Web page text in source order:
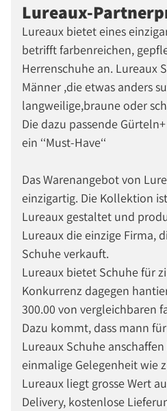
Lureaux-
Lureaux bietet eines
betrifft farbenreichen,
Herrenschuhe an. Lureaux
Männer ,die etwas anders
langweilige,braune oder
Die dazu passende
ein ‘‘Must-Have‘‘
Das Warenangebot von
einzigartig. Die Kollektion
Lureaux gestaltet und
Lureaux die einzige Firma,
Schuhe verkauft.
Lureaux bietet Schuhe für
Konkurrenz dagegen
300.00 von vergleichbaren
Dazu kommt, dass mann
Lureaux Schuhe
einmalige Gelegenheit wie
Lureaux liegt grosse Wert
Delivery, kostenlose